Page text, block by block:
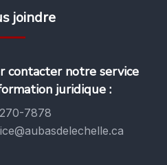
joindre
contacter notre service
juridique :
7878